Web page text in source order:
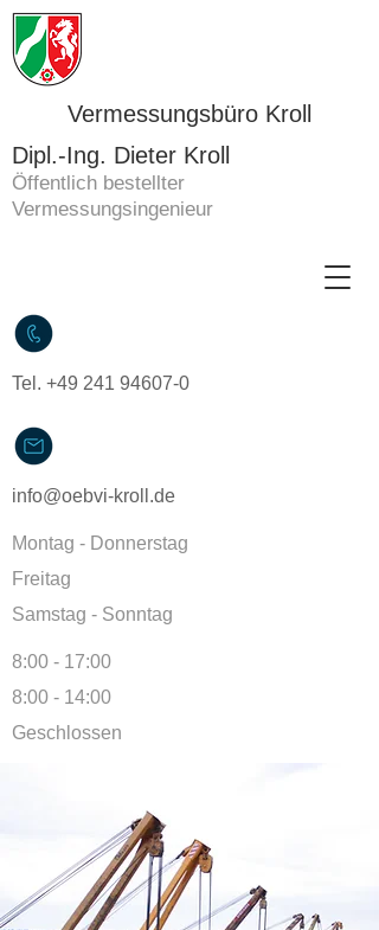
Vermessungsbüro Kroll
Dipl.-Ing. Dieter Kroll
Öffentlich bestellter
Vermessungsingenieur
Tel. +49 241 94607-0
info@oebvi-kroll.de
Montag - Donnerstag
Freitag
Samstag - Sonntag
8:00 - 17:00
8:00 - 14:00
Geschlossen